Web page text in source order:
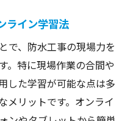
ライン学習法
で、防水工事の現場力を
。特に現場作業の合間や
した学習が可能な点は多
メリットです。オンライ